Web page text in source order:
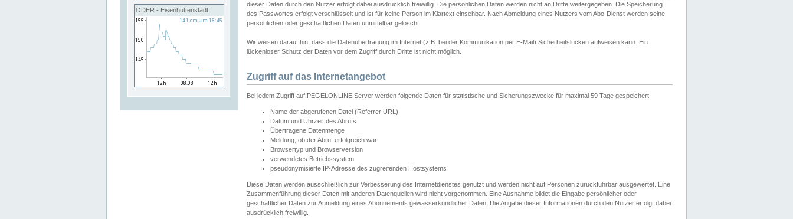
ODER - Eisenhüttenstadt
dieser Daten durch den Nutzer erfolgt dabei ausdrücklich freiwillig. Die persönlichen Daten werden nicht an Dritte weitergegeben. Die Speicherung
des Passwortes erfolgt verschlüsselt und ist für keine Person im Klartext einsehbar. Nach Abmeldung eines Nutzers vom Abo-Dienst werden seine
persönlichen oder geschäftlichen Daten unmittelbar gelöscht.
Wir weisen darauf hin, dass die Datenübertragung im Internet (z.B. bei der Kommunikation per E-Mail) Sicherheitslücken aufweisen kann. Ein
lückenloser Schutz der Daten vor dem Zugriff durch Dritte ist nicht möglich.
Zugriff auf das Internetangebot
Bei jedem Zugriff auf PEGELONLINE Server werden folgende Daten für statistische und Sicherungszwecke für maximal 59 Tage gespeichert:
Name der abgerufenen Datei (Referrer URL)
Datum und Uhrzeit des Abrufs
Übertragene Datenmenge
Meldung, ob der Abruf erfolgreich war
Browsertyp und Browserversion
verwendetes Betriebssystem
pseudonymisierte IP-Adresse des zugreifenden Hostsystems
Diese Daten werden ausschließlich zur Verbesserung des Internetdienstes genutzt und werden nicht auf Personen zurückführbar ausgewertet. Eine
Zusammenführung dieser Daten mit anderen Datenquellen wird nicht vorgenommen. Eine Ausnahme bildet die Eingabe persönlicher oder
geschäftlicher Daten zur Anmeldung eines Abonnements gewässerkundlicher Daten. Die Angabe dieser Informationen durch den Nutzer erfolgt dabei
ausdrücklich freiwillig.